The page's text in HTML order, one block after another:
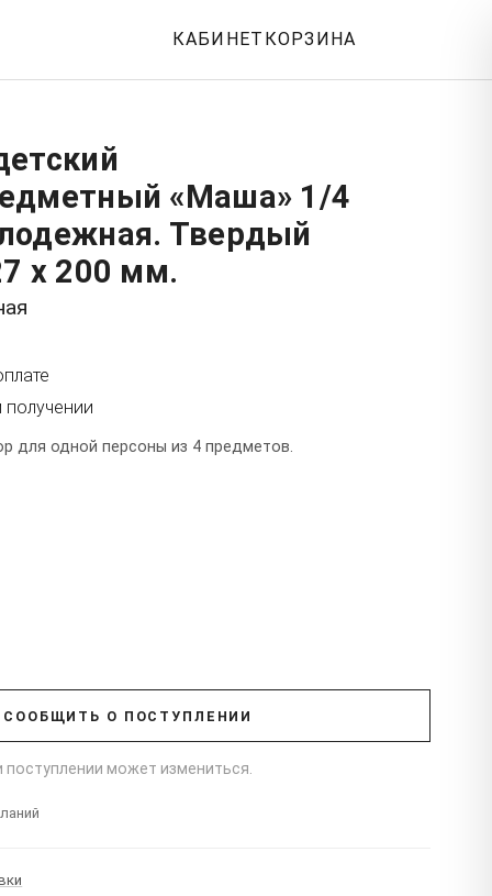
КАБИНЕТ КОРЗИНА
«Маша» 1/4
Твердый
x 200 мм.
получении
для одной персоны из 4 предметов.
СООБЩИТЬ О ПОСТУПЛЕНИИ
поступлении может измениться.